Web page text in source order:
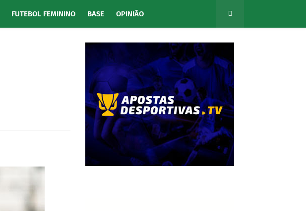
FUTEBOL FEMININO BASE OPINIÃO